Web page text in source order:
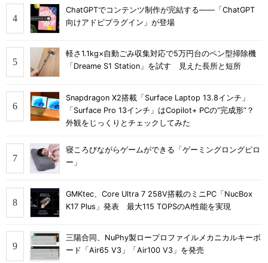
ChatGPTでコンテンツ制作が完結する――「ChatGPT
向けアドビプラグイン」が登場
軽さ1.1kg×自動ごみ収集対応で5万円台のペン型掃除機
「Dreame S1 Station」を試す 見えた長所と短所
Snapdragon X2搭載「Surface Laptop 13.8インチ」
「Surface Pro 13インチ」はCopilot+ PCの“完成形”？
外観をじっくりとチェックしてみた
寝ころびながらゲームができる「ゲーミングロングピロ
ー」
GMKtec、Core Ultra 7 258V搭載のミニPC「NucBox
K17 Plus」発表 最大115 TOPSのAI性能を実現
三陽合同、NuPhy製ロープロファイルメカニカルキーボ
ード「Air65 V3」「Air100 V3」を発売